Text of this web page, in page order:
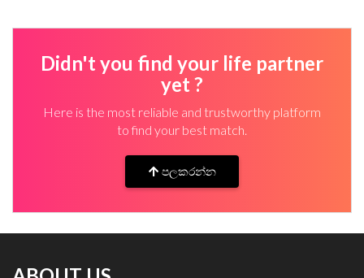
Didn't you find your life partner
yet ?
Here is the most reliable and trustworthy platform
to find your best match.
පලකරන්න